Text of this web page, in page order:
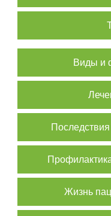
Виды и
Жизнь